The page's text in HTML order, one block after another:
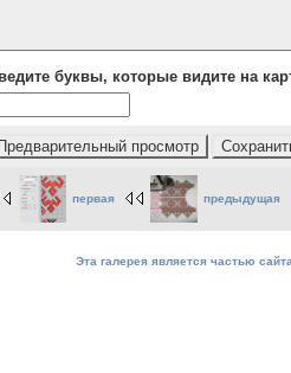
буквы, которые видите на
первая предыдущая
Эта галерея является частью